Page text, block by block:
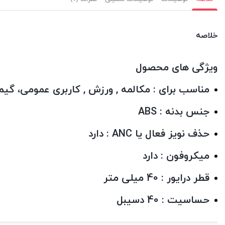
خلاصه
ویژگی های محصول
مناسب برای : مکالمه , ورزش , کاربری عمومی،
جنس بدنه : ABS
حذف نویز فعال یا ANC
: دارد
میکروفون : دارد
قطر درایور : 40 میلی متر
حساسیت : 40 دسیبل